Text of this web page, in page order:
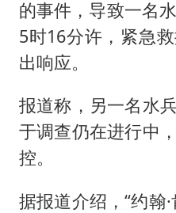
的事件，导致一名
5时16分许，紧急
出响应。
报道称，另一名水
于调查仍在进行中
控。
据报道介绍，“约翰